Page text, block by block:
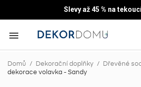
Slevy až 45 % na

Domů Dekorační doplňky Dřevěné
dekorace volavka - Sandy